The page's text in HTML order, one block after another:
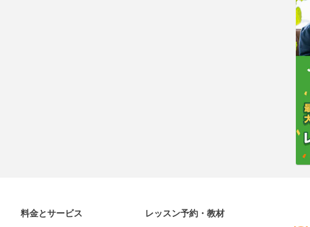
料金とサービス レッスン予約・教材